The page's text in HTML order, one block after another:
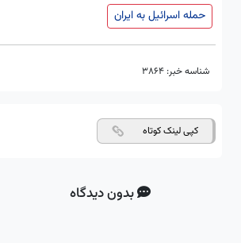
حمله اسرائیل به ایران
شناسه خبر:
کپی لینک کوتاه
بدون دیدگاه